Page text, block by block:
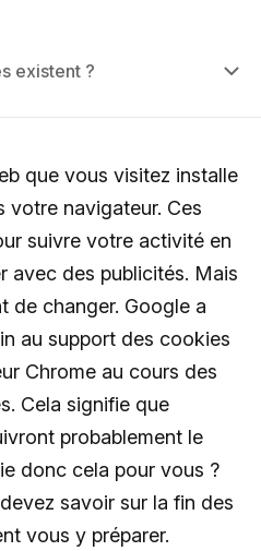
existent ?
que vous visitez installe
votre navigateur. Ces
suivre votre activité en
avec des publicités. Mais
de changer. Google a
au support des cookies
Chrome au cours des
Cela signifie que
probablement le
donc cela pour vous ?
savoir sur la fin des
vous y préparer.